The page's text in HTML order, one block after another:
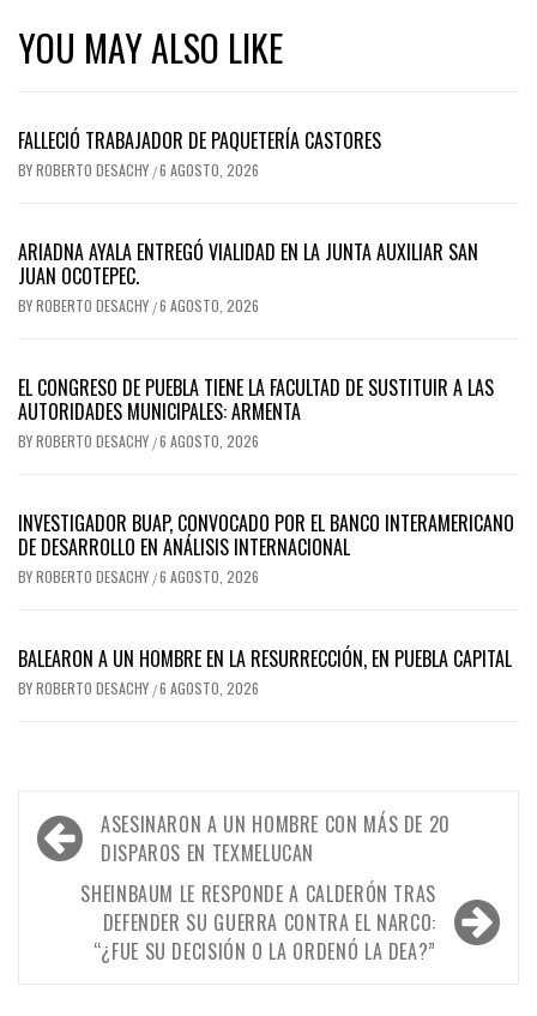
YOU MAY ALSO LIKE
FALLECIÓ TRABAJADOR DE PAQUETERÍA CASTORES
BYROBERTO DESACHY /6 AGOSTO, 2026
ARIADNA AYALA ENTREGÓ VIALIDAD EN LA JUNTA AUXILIAR SAN
JUAN OCOTEPEC.
BYROBERTO DESACHY /6 AGOSTO, 2026
EL CONGRESO DE PUEBLA TIENE LA FACULTAD DE SUSTITUIR A LAS
AUTORIDADES MUNICIPALES: ARMENTA
BYROBERTO DESACHY /6 AGOSTO, 2026
INVESTIGADOR BUAP, CONVOCADO POR EL BANCO INTERAMERICANO
DE DESARROLLO EN ANÁLISIS INTERNACIONAL
BYROBERTO DESACHY /6 AGOSTO, 2026
BALEARON A UN HOMBRE EN LA RESURRECCIÓN, EN PUEBLA CAPITAL
BYROBERTO DESACHY /6 AGOSTO, 2026
Navegación
de
entradas
ASESINARON A UN HOMBRE CON MÁS DE 20
DISPAROS EN TEXMELUCAN
SHEINBAUM LE RESPONDE A CALDERÓN TRAS
DEFENDER SU GUERRA CONTRA EL NARCO:
“¿FUE SU DECISIÓN O LA ORDENÓ LA DEA?”